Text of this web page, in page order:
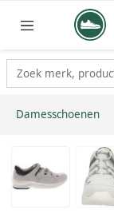
Damesschoenen